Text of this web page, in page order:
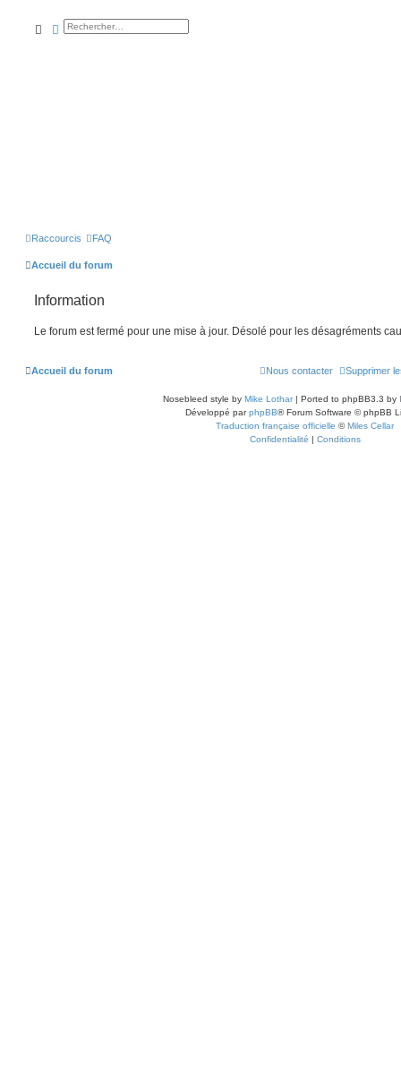
rechercher
rechercheavancée
Raccourcis FAQ
Accueil du forum
Information
Le forum est fermé pour une mise à jour. Désolé pour les désagréments
Accueil du forum Supprimer
Nous contacter
Nosebleed style by Mike Lothar| Ported to phpBB3.3 by
Développé parphpBB® Forum Software © phpBB
Traduction française officielle ©Miles Cellar
Confidentialité | Conditions